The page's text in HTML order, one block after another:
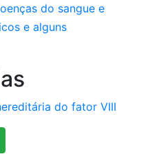
do sangue e
e alguns
do fator VIII